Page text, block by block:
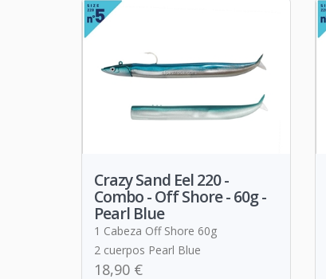
Crazy Sand Eel 220 -
Combo - Off Shore - 60g -
Pearl Blue
1 Cabeza Off Shore 60g
2 cuerpos Pearl Blue
18,90 €